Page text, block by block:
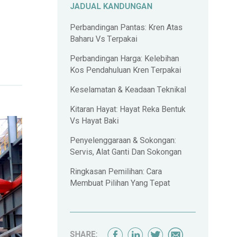
JADUAL KANDUNGAN
Perbandingan Pantas: Kren Atas
Baharu Vs Terpakai
Perbandingan Harga: Kelebihan
Kos Pendahuluan Kren Terpakai
Keselamatan & Keadaan Teknikal
Kitaran Hayat: Hayat Reka Bentuk
Vs Hayat Baki
Penyelenggaraan & Sokongan:
Servis, Alat Ganti Dan Sokongan
Ringkasan Pemilihan: Cara
Membuat Pilihan Yang Tepat
SHARE: